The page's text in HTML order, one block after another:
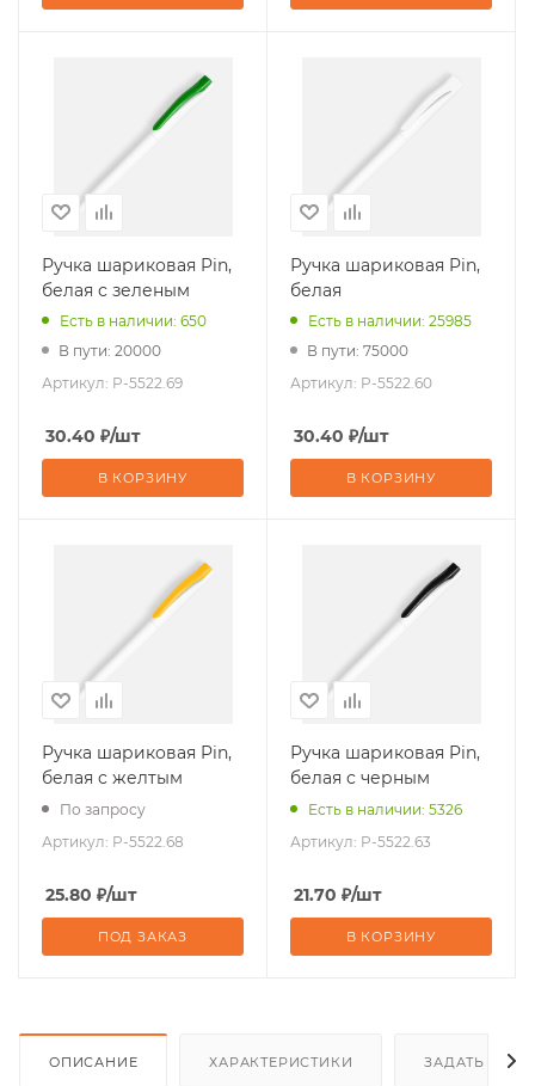
Ручка шариковая Pin,
белая с зеленым
Есть в наличии: 650
В пути: 20000
Артикул: P-5522.69
30.40 ₽/шт
В КОРЗИНУ
Ручка шариковая Pin,
белая
Есть в наличии: 25985
В пути: 75000
Артикул: P-5522.60
30.40 ₽/шт
В КОРЗИНУ
Ручка шариковая Pin,
белая с желтым
По запросу
Артикул: P-5522.68
25.80 ₽/шт
ПОД ЗАКАЗ
Ручка шариковая Pin,
белая с черным
Есть в наличии: 5326
Артикул: P-5522.63
21.70 ₽/шт
В КОРЗИНУ
ОПИСАНИЕ ХАРАКТЕРИСТИКИ ЗАДАТЬ